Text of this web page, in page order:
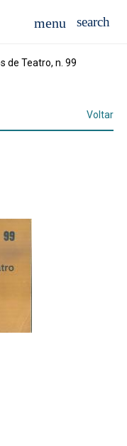
de Teatro, n. 99
Voltar